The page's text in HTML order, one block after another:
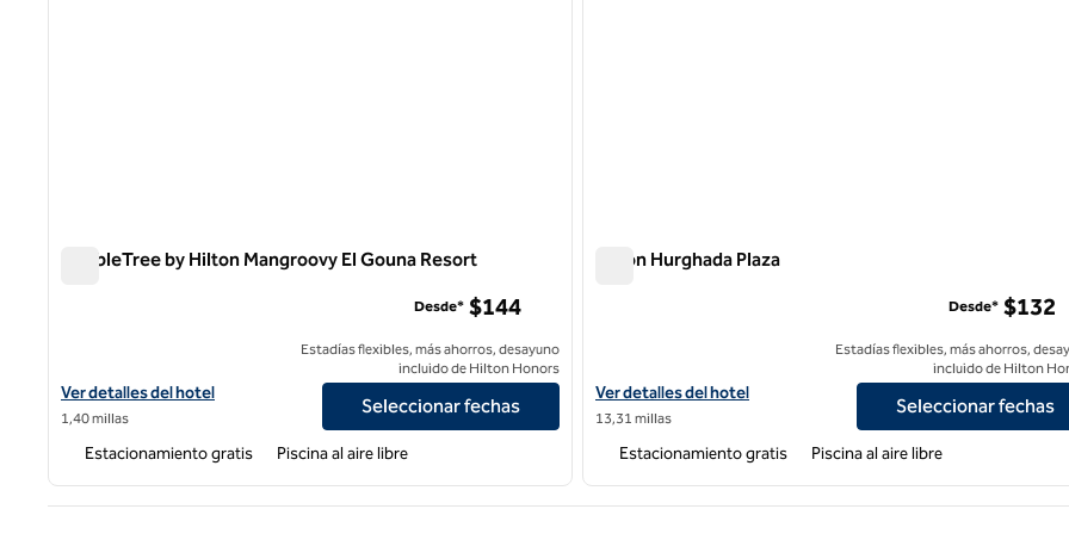
DoubleTree by Hilton Mangroovy El Gouna Resort
Ver detalles del hotel DoubleTree by Hilton Mangroovy El Gouna Resort
Ver detalles del hotel
1,40 millas
Desde* $144
Estadías flexibles, más ahorros, desayuno
incluido de Hilton Honors
Seleccionar fechas
Estacionamiento gratis Piscina al aire libre
Hilton Hurghada Plaza
Ver detalles del hotel Hilton Hurghada Plaza
Ver detalles del hotel
13,31 millas
Desde* $132
Estadías flexibles, más ahorros,
incluido de Hilton
Seleccionar fechas
Estacionamiento gratis Piscina al aire libre